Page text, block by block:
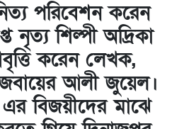
পরিবেশন করেন
নৃত্য শিল্পী অদ্রিকা
করেন লেখক,
আলী জুয়েল।
বিজয়ীদের মাঝে